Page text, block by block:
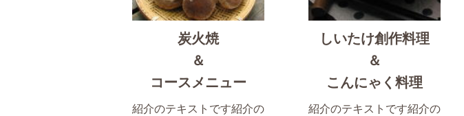
炭火焼
＆
コースメニュー
紹介のテキストです紹介の
しいたけ創作料理
＆
こんにゃく料理
紹介のテキストです紹介の